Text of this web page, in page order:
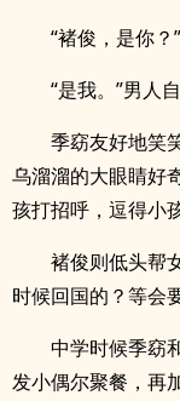
“褚俊，是你？”
“是我。”男人
季窈友好地笑
乌溜溜的大眼睛好
孩打招呼，逗得小
褚俊则低头帮
时候回国的？等会
中学时候季窈
发小偶尔聚餐，再